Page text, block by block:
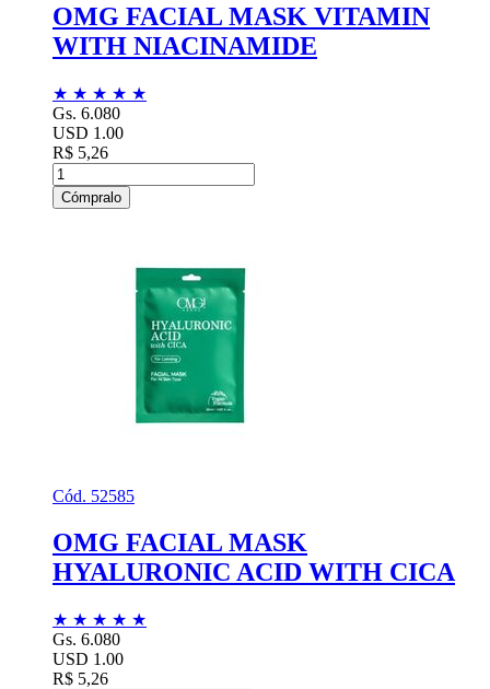
OMG FACIAL MASK VITAMIN
WITH NIACINAMIDE
★ ★ ★ ★ ★
Gs. 6.080
USD 1.00
R$ 5,26
Cómpralo
Cód. 52585
OMG FACIAL MASK
HYALURONIC ACID WITH CICA
★ ★ ★ ★ ★
Gs. 6.080
USD 1.00
R$ 5,26